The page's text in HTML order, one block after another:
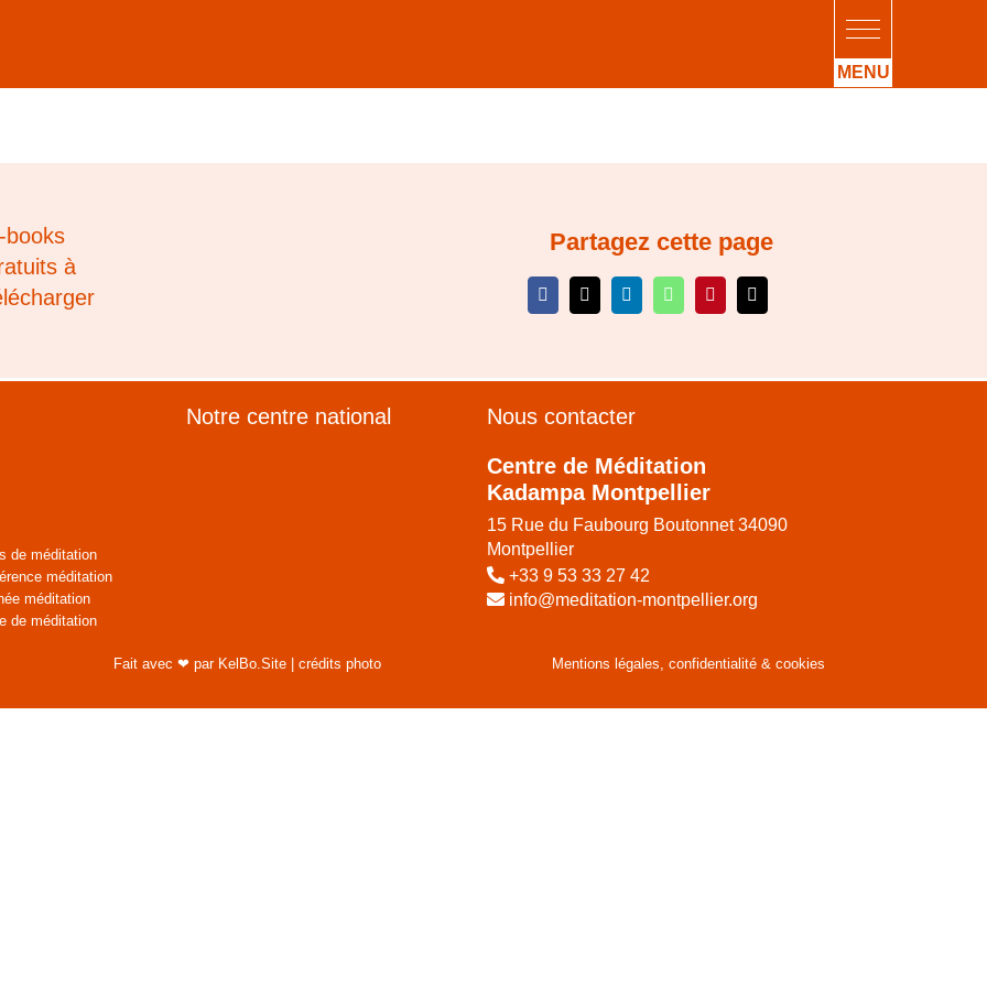
à
Partagez cette page
de méditation
méditation
méditation
de méditation
Notre centre national Nous contacter
Centre de Méditation
Kadampa Montpellier
15 Rue du Faubourg Boutonnet 34090
Montpellier
+33 9 53 33 27 42
info@meditation-montpellier.org
Fait avec ❤ par KelBo.Site| crédits photo Mentions légales, confidentialité & cookies